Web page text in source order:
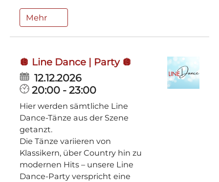
Mehr
🪩 Line Dance | Party 🪩
12.12.2026
20:00 - 23:00
Hier werden sämtliche Line
Dance-Tänze aus der Szene
getanzt.
Die Tänze variieren von
Klassikern, über Country hin zu
modernen Hits ­– unsere Line
Dance-Party verspricht eine